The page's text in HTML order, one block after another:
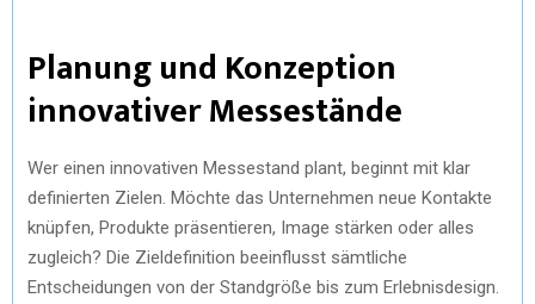
Planung und Konzeption
innovativer Messestände
Wer einen innovativen Messestand plant, beginnt mit klar
definierten Zielen. Möchte das Unternehmen neue Kontakte
knüpfen, Produkte präsentieren, Image stärken oder alles
zugleich? Die Zieldefinition beeinflusst sämtliche
Entscheidungen von der Standgröße bis zum Erlebnisdesign.